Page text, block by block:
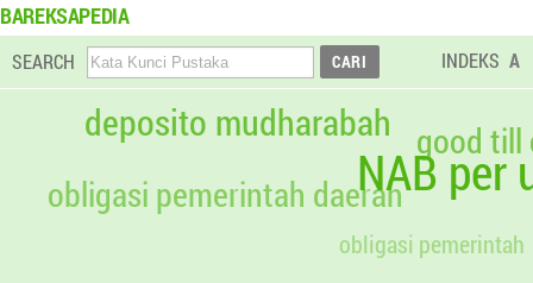
BAREKSAPEDIA
SEARCH INDEKS A
NAB per
deposito mudharabah
obligasi pemerintah
obligasi pemerintah daerah
good till